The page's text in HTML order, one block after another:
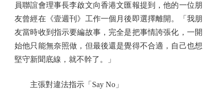
員聯誼會理事長李啟文向香港文匯報提到，他的一位朋
友曾經在《壹週刊》工作一個月後即選擇離開。「我朋
友當時收到指示要編故事，完全是把事情誇張化，一開
始他只能無奈照做，但最後還是覺得不合適，自己也想
堅守新聞底線，就不幹了。」
主張對違法指示「Say No」